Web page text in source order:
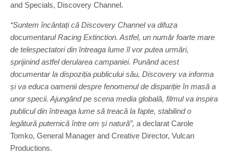
and Specials, Discovery Channel.
“Suntem încântați că Discovery Channel va difuza
documentarul Racing Extinction. Astfel, un număr foarte mare
de telespectatori din întreaga lume îl vor putea urmări,
sprijinind astfel derularea campaniei. Punând acest
documentar la dispoziția publicului său, Discovery va informa
și va educa oamenii despre fenomenul de dispariție în masă a
unor specii. Ajungând pe scena media globală, filmul va inspira
publicul din întreaga lume să treacă la fapte, stabilind o
legătură puternică între om și natură”, a declarat Carole
Tomko, General Manager and Creative Director, Vulcan
Productions.